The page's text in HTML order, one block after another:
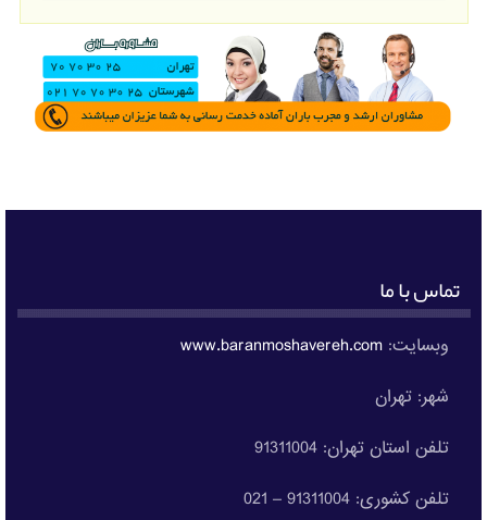
تماس با ما
وبسایت:www.baranmoshavereh.com
شهر: تهران
تلفن استان تهران: 91311004
تلفن کشوری: 91311004 – 021